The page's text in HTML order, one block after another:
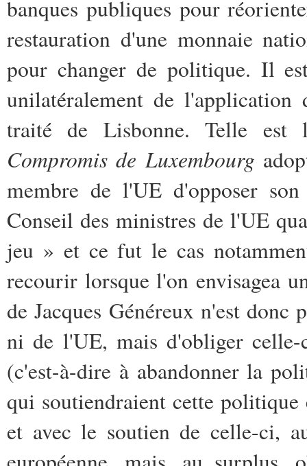
banques publiques pour
restauration d'une monnaie
pour changer de politique. Il
unilatéralement de
traité de Lisbonne. Telle est
Compromis de Luxembourg
membre de l'UE d'opposer
Conseil des ministres de l'UE
jeu » et ce fut le cas
recourir lorsque l'on envisagea
de Jacques Généreux n'est
ni de l'UE, mais d'obliger
(c'est-à-dire à abandonner la
qui soutiendraient cette
et avec le soutien de celle-ci,